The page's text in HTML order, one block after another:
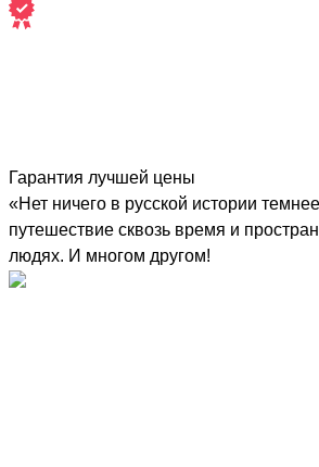
Гарантия лучшей цены
«Нет ничего в русской истории
путешествие сквозь время и
людях. И многом другом!